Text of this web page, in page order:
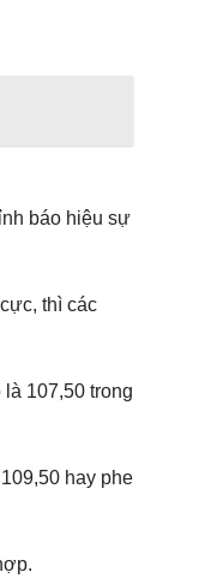
báo hiệu sự
thì các
107,50 trong
hay phe